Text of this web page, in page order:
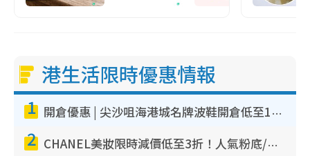
港生活限時優惠情報
1 開倉優惠 | 尖沙咀海港城名牌波鞋開倉低至1折！On鞋$899起／Joy&Peace鞋履$98起
2 CHANEL美妝限時減價低至3折！人氣粉底/唇膏/精華液低至$275！COCO香水都有平